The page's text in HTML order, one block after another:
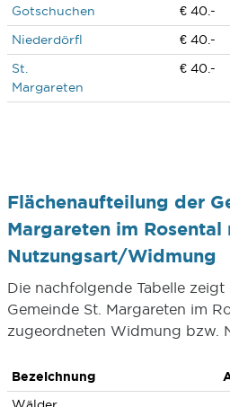
Gotschuchen
€ 40.-
Niederdörfl
€ 40.-
St.
Margareten
€ 40.-
Flächenaufteilung der
Margareten im Rosental
Nutzungsart/Widmung
Die nachfolgende Tabelle
Gemeinde St. Margareten im
zugeordneten Widmung bzw.
Bezeichnung